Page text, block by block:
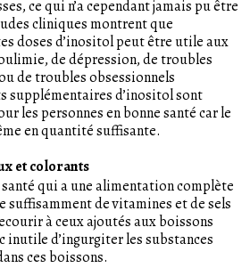
ce qui n’a cependant jamais pu être
cliniques montrent que
doses d’inositol peut être utile aux
de dépression, de troubles
de troubles obsessionnels
supplémentaires d’inositol sont
les personnes en bonne santé car le
en quantité suffisante.
et colorants
santé qui a une alimentation complète
suffisamment de vitamines et de sels
à ceux ajoutés aux boissons
inutile d’ingurgiter les substances
ces boissons.